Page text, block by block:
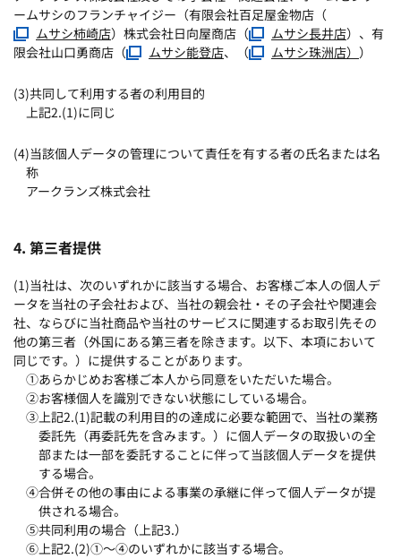
ームサシのフランチャイジー（有限会社百足屋金物店（
ムサシ柿崎店）株式会社日向屋商店（ ムサシ長井店）、有
限会社山口勇商店（
ムサシ能登店、（ ムサシ珠洲店） ）
(3)共同して利用する者の利用目的
上記2.(1)に同じ
(4)当該個人データの管理について責任を有する者の氏名または名
称
アークランズ株式会社
4. 第三者提供
(1)当社は、次のいずれかに該当する場合、お客様ご本人の個人デ
ータを当社の子会社および、当社の親会社・その子会社や関連会
社、ならびに当社商品や当社のサービスに関連するお取引先その
他の第三者（外国にある第三者を除きます。以下、本項において
同じです。）に提供することがあります。
①あらかじめお客様ご本人から同意をいただいた場合。
②お客様個人を識別できない状態にしている場合。
③上記2.(1)記載の利用目的の達成に必要な範囲で、当社の業務
委託先（再委託先を含みます。）に個人データの取扱いの全
部または一部を委託することに伴って当該個人データを提供
する場合。
④合併その他の事由による事業の承継に伴って個人データが提
供される場合。
⑤共同利用の場合（上記3.）
⑥上記2.(2)①～④のいずれかに該当する場合。